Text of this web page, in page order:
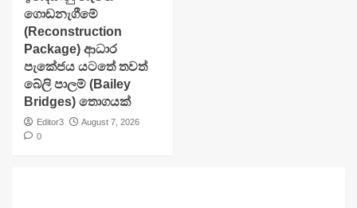
ගොඩනැගීමේ
(Reconstruction
Package) ආධාර
පැකේජය යටතේ තවත්
බේලි පාලම් (Bailey
Bridges) තොගයක්
Editor3
August 7, 2026
0